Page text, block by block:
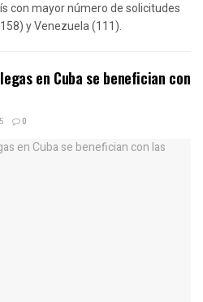
con mayor número de solicitudes
y Venezuela (111).
en Cuba se benefician con
0